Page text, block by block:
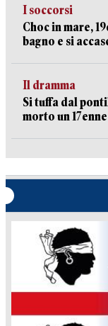
I soccorsi
Choc in mare,
bagno e si
Il dramma
Si tuffa dal
morto un 17enne